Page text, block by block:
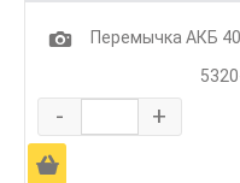
1
Перемычка АКБ
- +
Ä